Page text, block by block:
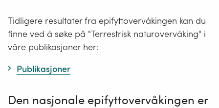
Tidligere resultater fra epifyttovervåkingen kan du
finne ved å søke på "Terrestrisk naturovervåking" i
våre publikasjoner her:
Publikasjoner
Den nasjonale epifyttovervåkingen er